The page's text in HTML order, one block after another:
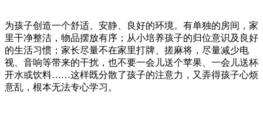
为孩子创造一个舒适、安静、良好的环境。有单独的房间，家
里干净整洁，物品摆放有序；从小培养孩子的归位意识及良好
的生活习惯；家长尽量不在家里打牌、搓麻将，尽量减少电
视、音响等带来的干扰，也不要一会儿送个苹果、一会儿送杯
开水或饮料……这样既分散了孩子的注意力，又弄得孩子心烦
意乱，根本无法专心学习。